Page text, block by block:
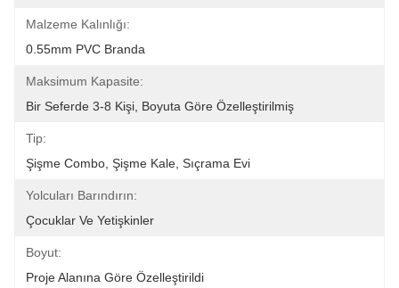
Malzeme Kalınlığı:
0.55mm PVC Branda
Maksimum Kapasite:
Bir Seferde 3-8 Kişi, Boyuta Göre Özelleştirilmiş
Tip:
Şişme Combo, Şişme Kale, Sıçrama Evi
Yolcuları Barındırın:
Çocuklar Ve Yetişkinler
Boyut:
Proje Alanına Göre Özelleştirildi